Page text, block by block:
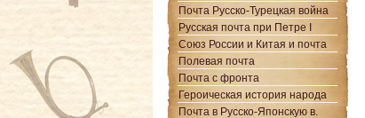
Почта Русско-Турецкая война
Русская почта при Петре I
Союз России и Китая и почта
Полевая почта
Почта с фронта
Героическая история народа
Почта в Русско-Японскую в.